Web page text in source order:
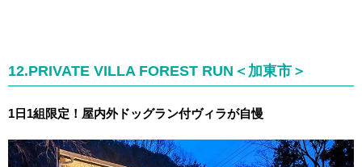
12.PRIVATE VILLA FOREST RUN＜加東市＞
1日1組限定！屋内外ドッグラン付ヴィラが自慢